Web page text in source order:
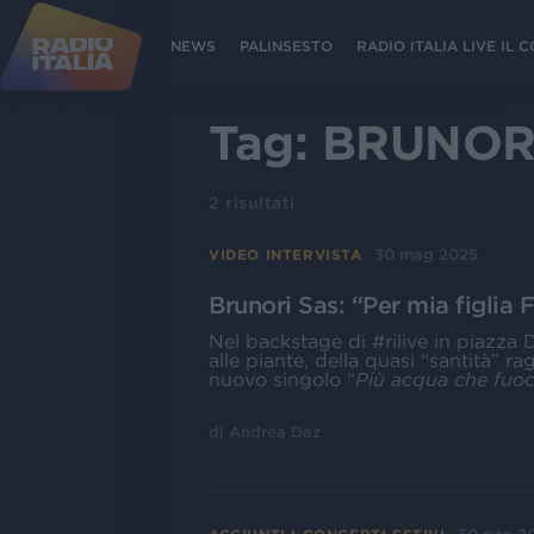
NEWS PALINSESTO RADIO ITALIA LIVE IL
Tag:
2 risultati
VIDEO INTERVISTA 30 mag 2025
Brunori Sas: “Per mia figlia
Nel backstage di #rilive in piazza
alle piante, della quasi “santità”
nuovo singolo “Più acqua che
di Andrea Daz